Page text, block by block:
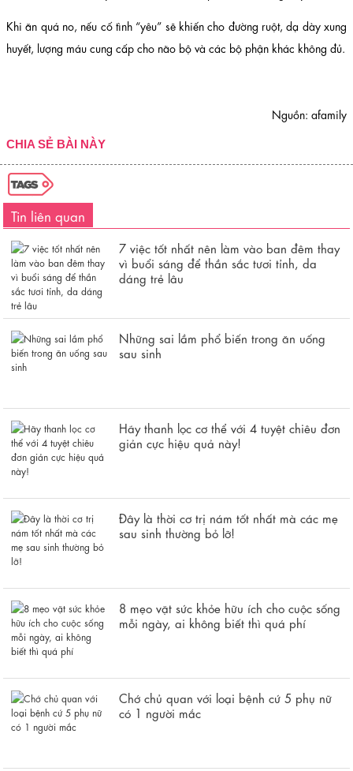
Khi ăn quá no, nếu cố tình “yêu” sẽ khiến cho đường ruột, dạ dày xung
huyết, lượng máu cung cấp cho não bộ và các bộ phận khác không đủ.
Nguồn: afamily
CHIA SẺ BÀI NÀY
Tin liên quan
7 việc tốt nhất nên làm vào ban đêm thay
vì buổi sáng để thần sắc tươi tỉnh, da
dáng trẻ lâu
Những sai lầm phổ biến trong ăn uống
sau sinh
Hãy thanh lọc cơ thể với 4 tuyệt chiêu đơn
giản cực hiệu quả này!
Đây là thời cơ trị nám tốt nhất mà các mẹ
sau sinh thường bỏ lỡ!
8 mẹo vặt sức khỏe hữu ích cho cuộc sống
mỗi ngày, ai không biết thì quá phí
Chớ chủ quan với loại bệnh cứ 5 phụ nữ
có 1 người mắc